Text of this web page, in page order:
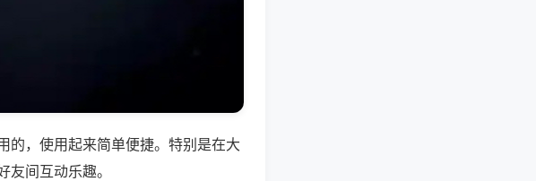
的，使用起来简单便捷。特别是在大
间互动乐趣。